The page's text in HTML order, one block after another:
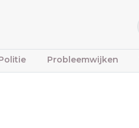
Probleemwijken